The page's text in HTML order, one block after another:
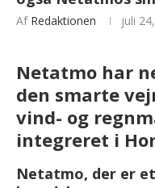
Af Redaktionen juli
Netatmo har
den smarte
vind- og
integreret i
Netatmo, der er